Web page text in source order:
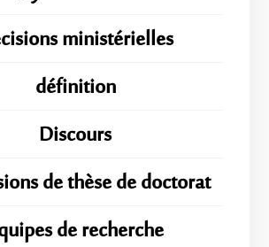
ministérielles
définition
Discours
de thèse de doctorat
de recherche